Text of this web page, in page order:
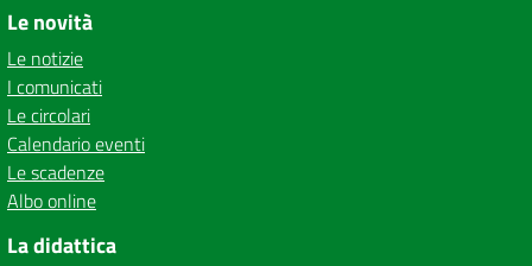
Le novità
Le notizie
I comunicati
Le circolari
Calendario eventi
Le scadenze
Albo online
La didattica